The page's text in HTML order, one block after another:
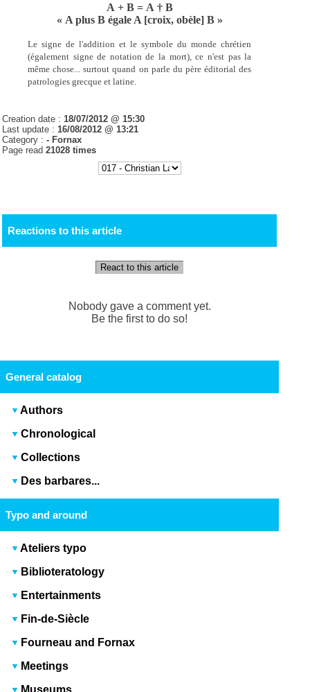
A + B = A † B
« A plus B égale A [croix, obèle] B »
Le signe de l'addition et le symbole du monde chrétien
(également signe de notation de la mort), ce n'est pas la
même chose... surtout quand on parle du père éditorial des
patrologies grecque et latine.
Creation date : 18/07/2012 @ 15:30
Last update : 16/08/2012 @ 13:21
Category :- Fornax
Page read21028 times
Reactions to this article
React to this article
Nobody gave a comment yet.
Be the first to do so!
General catalog
Authors
Chronological
Collections
Des barbares...
Typo and around
Ateliers typo
Biblioteratology
Entertainments
Fin-de-Siècle
Fourneau and Fornax
Meetings
Museums